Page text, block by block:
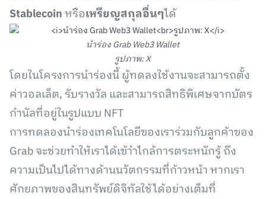
Stablecoinหรือเหรียญสกุลอื่นๆได้
นำร่อง Grab Web3 Wallet
รูปภาพ: X
โดยในโครงการนำร่องนี้ ผู้ทดลงใช้งานจะสามารถตั้ง
ค่าวอลเล็ต, รับรางวัล และสามารถสิทธิพิเศษจากบัตร
กำนัลที่อยู่ในรูปแบบ NFT
การทดลองนำร่องเทคโนโลยีของเราร่วมกับลูกค้าของ
Grab จะช่วยทำให้เราได้เข้าำไกล้การตระหนักรู้ ถึง
ความเป็นไปได้ทางด้านนวัตกรรมที่ก้าวหน้า หากเรา
ศักยภาพของสินทรัพย์ดิจิทัลใช้ได้อย่างเต็มที่